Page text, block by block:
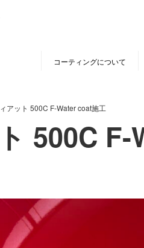
コーティングについて
アット 500C F-Water coat施工
500C